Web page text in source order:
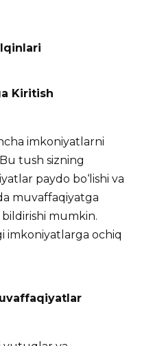
Kiritish
imkoniyatlarni
tush sizning
paydo bo‘lishi va
muvaffaqiyatga
mumkin.
imkoniyatlarga ochiq